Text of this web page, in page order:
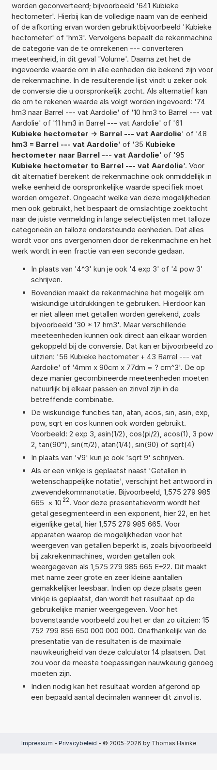
worden geconverteerd; bijvoorbeeld '641 Kubieke
hectometer'. Hierbij kan de volledige naam van de eenheid
of de afkorting ervan worden gebruiktbijvoorbeeld 'Kubieke
hectometer' of 'hm3'. Vervolgens bepaalt de rekenmachine
de categorie van de te omrekenen --- converteren
meeteenheid, in dit geval 'Volume'. Daarna zet het de
ingevoerde waarde om in alle eenheden die bekend zijn voor
de rekenmachine. In de resulterende lijst vindt u zeker ook
de conversie die u oorspronkelijk zocht. Als alternatief kan
de om te rekenen waarde als volgt worden ingevoerd: '74
hm3 naar Barrel --- vat Aardolie' of '10 hm3 to Barrel --- vat
Aardolie' of '11 hm3 in Barrel --- vat Aardolie' of '61
Kubieke hectometer -> Barrel --- vat Aardolie' of '48
hm3 = Barrel --- vat Aardolie' of '35 Kubieke
hectometer naar Barrel --- vat Aardolie' of '95
Kubieke hectometer to Barrel --- vat Aardolie'. Voor
dit alternatief berekent de rekenmachine ook onmiddellijk in
welke eenheid de oorspronkelijke waarde specifiek moet
worden omgezet. Ongeacht welke van deze mogelijkheden
men ook gebruikt, het bespaart de omslachtige zoektocht
naar de juiste vermelding in lange selectielijsten met talloze
categorieën en talloze ondersteunde eenheden. Dat alles
wordt voor ons overgenomen door de rekenmachine en het
werk wordt in een fractie van een seconde gedaan.
In plaats van '4^3' kun je ook '4 exp 3' of '4 pow 3'
schrijven.
Bovendien maakt de rekenmachine het mogelijk om
wiskundige uitdrukkingen te gebruiken. Hierdoor kan
er niet alleen met getallen worden gerekend, zoals
bijvoorbeeld '30 * 17 hm3'. Maar verschillende
meeteenheden kunnen ook direct aan elkaar worden
gekoppeld bij de conversie. Dat kan er bijvoorbeeld zo
uitzien: '56 Kubieke hectometer + 43 Barrel --- vat
Aardolie' of '4mm x 90cm x 77dm = ? cm^3'. De op
deze manier gecombineerde meeteenheden moeten
natuurlijk bij elkaar passen en zinvol zijn in de
betreffende combinatie.
De wiskundige functies tan, atan, acos, sin, asin, exp,
pow, sqrt en cos kunnen ook worden gebruikt.
Voorbeeld: 2 exp 3, asin(1/2), cos(pi/2), acos(1), 3 pow
2, tan(90°), sin(π/2), atan(1/4), sin(90) of sqrt(4)
In plaats van '√9' kun je ook 'sqrt 9' schrijven.
Als er een vinkje is geplaatst naast 'Getallen in
wetenschappelijke notatie', verschijnt het antwoord in
zwevendekommanotatie. Bijvoorbeeld, 1,575 279 985
665 × 10 22. Voor deze presentatievorm wordt het
getal gesegmenteerd in een exponent, hier 22, en het
eigenlijke getal, hier 1,575 279 985 665. Voor
apparaten waarop de mogelijkheden voor het
weergeven van getallen beperkt is, zoals bijvoorbeeld
bij zakrekenmachines, worden getallen ook
weergegeven als 1,575 279 985 665 E+22. Dit maakt
met name zeer grote en zeer kleine aantallen
gemakkelijker leesbaar. Indien op deze plaats geen
vinkje is geplaatst, dan wordt het resultaat op de
gebruikelijke manier weergegeven. Voor het
bovenstaande voorbeeld zou het er dan zo uitzien: 15
752 799 856 650 000 000 000. Onafhankelijk van de
presentatie van de resultaten is de maximale
nauwkeurigheid van deze calculator 14 plaatsen. Dat
zou voor de meeste toepassingen nauwkeurig genoeg
moeten zijn.
Indien nodig kan het resultaat worden afgerond op
een bepaald aantal decimalen wanneer dit zinvol is.
Impressum - Privacybeleid - © 2005-2026 by Thomas Hainke